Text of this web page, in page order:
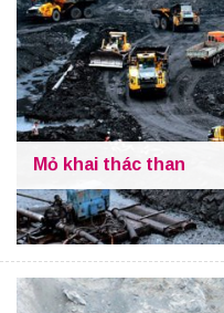
Mỏ khai thác than